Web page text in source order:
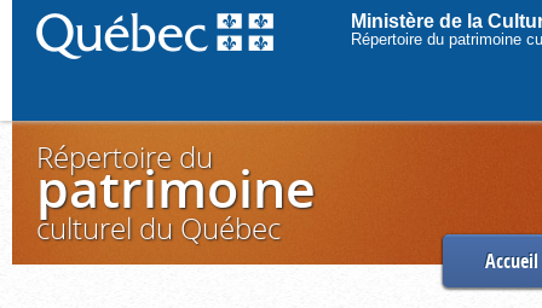
Ministère de la
Répertoire du patrimoine
Répertoire du
patrimoine
culturel du Québec
Accueil